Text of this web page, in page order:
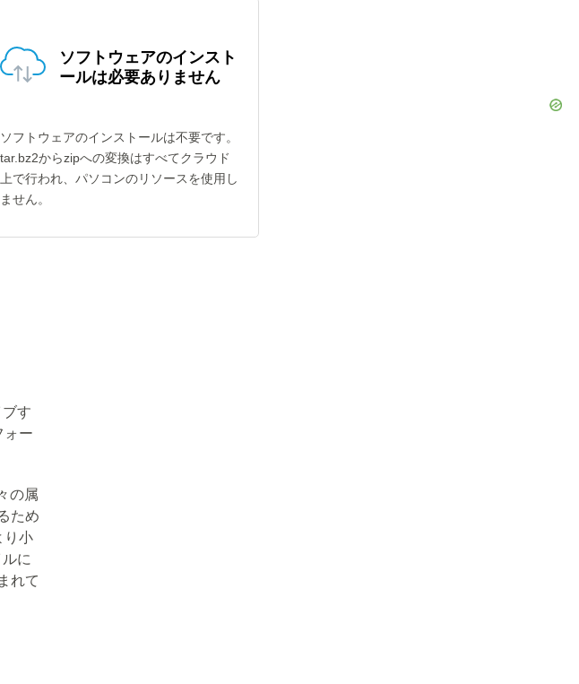
ソフトウェアのインスト
ールは必要ありません
ソフトウェアのインストールは不要です。
tar.bz2からzipへの変換はすべてクラウド
上で行われ、パソコンのリソースを使用し
ません。
す
ォー
の属
ため
り小
に
れて